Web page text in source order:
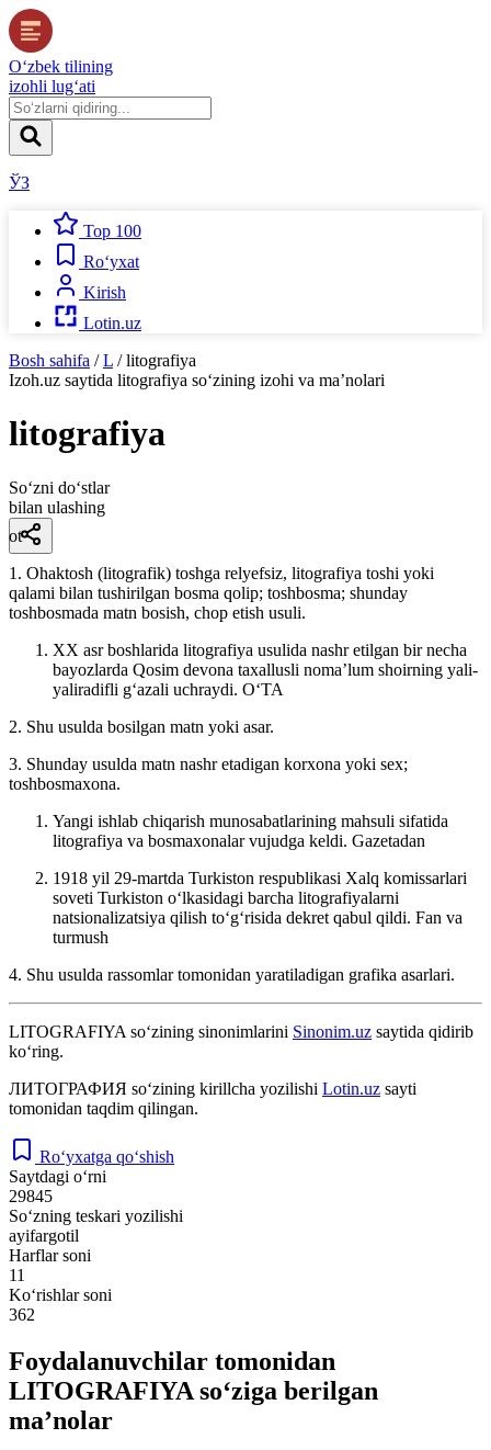
O‘zbek tilining
izohli lug‘ati
ЎЗ
Top 100
Ro‘yxat
Kirish
Lotin.uz
Bosh sahifa / L / litografiya
Izoh.uz saytida litografiya so‘zining izohi va ma’nolari
litografiya
So‘zni do‘stlar
bilan ulashing
ot
1. Ohaktosh (litografik) toshga relyefsiz, litografiya toshi yoki
qalami bilan tushirilgan bosma qolip; toshbosma; shunday
toshbosmada matn bosish, chop etish usuli.
XX asr boshlarida litografiya usulida nashr etilgan bir necha
bayozlarda Qosim devona taxallusli nomaʼlum shoirning yali-
yaliradifli gʻazali uchraydi. OʻTA
2. Shu usulda bosilgan matn yoki asar.
3. Shunday usulda matn nashr etadigan korxona yoki sex;
toshbosmaxona.
Yangi ishlab chiqarish munosabatlarining mahsuli sifatida
litografiya va bosmaxonalar vujudga keldi. Gazetadan
1918 yil 29-martda Turkiston respublikasi Xalq komissarlari
soveti Turkiston oʻlkasidagi barcha litografiyalarni
natsionalizatsiya qilish toʻgʻrisida dekret qabul qildi. Fan va
turmush
4. Shu usulda rassomlar tomonidan yaratiladigan grafika asarlari.
LITOGRAFIYA so‘zining sinonimlarini Sinonim.uz saytida qidirib
ko‘ring.
ЛИТОГРАФИЯ so‘zining kirillcha yozilishi Lotin.uz sayti
tomonidan taqdim qilingan.
Ro‘yxatga qo‘shish
Saytdagi o‘rni
29845
So‘zning teskari yozilishi
ayifargotil
Harflar soni
11
Ko‘rishlar soni
362
Foydalanuvchilar tomonidan
LITOGRAFIYA so‘ziga berilgan
ma’nolar